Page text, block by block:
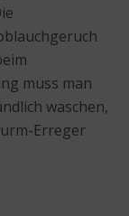
muss man
waschen,
Erreger